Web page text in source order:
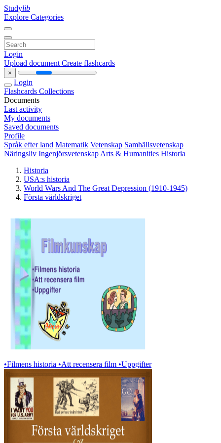
Studylib
Explore Categories
Login
Upload document Create flashcards
×
Login
Flashcards Collections
Documents
Last activity
My documents
Saved documents
Profile
Språk efter land Matematik Vetenskap Samhällsvetenskap
Näringsliv Ingenjörsvetenskap Arts & Humanities Historia
Historia
USA:s historia
World Wars And The Great Depression (1910-1945)
Första världskriget
•Filmens historia •Att recensera film •Uppgifter